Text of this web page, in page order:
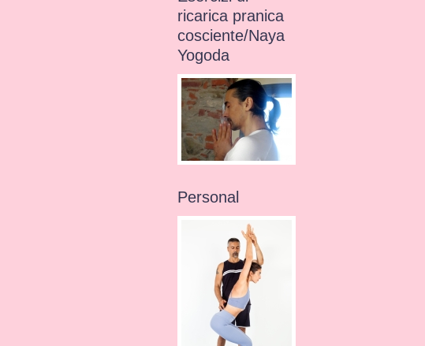
ricarica pranica
cosciente/Naya
Yogoda
Personal